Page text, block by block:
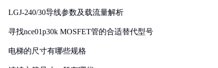
LGJ-240/30导线参数及载流量解析
寻找nce01p30k MOSFET管的合适替代型号
电梯的尺寸有哪些规格